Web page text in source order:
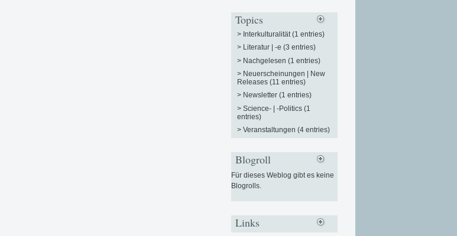
Topics
> Interkulturalität (1 entries)
> Literatur | -e (3 entries)
> Nachgelesen (1 entries)
> Neuerscheinungen | New
Releases (11 entries)
> Newsletter (1 entries)
> Science- | -Politics (1
entries)
> Veranstaltungen (4 entries)
Blogroll
Für dieses Weblog gibt es keine
Blogrolls.
Links